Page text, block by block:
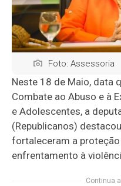
Foto: Assessoria
Neste 18 de Maio, data
Combate ao Abuso e à
e Adolescentes, a
(Republicanos)
fortaleceram a
enfrentamento à
Continua